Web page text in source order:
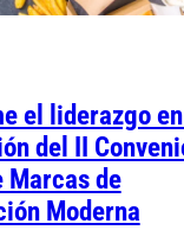
el liderazgo
del II
Marcas de
Moderna